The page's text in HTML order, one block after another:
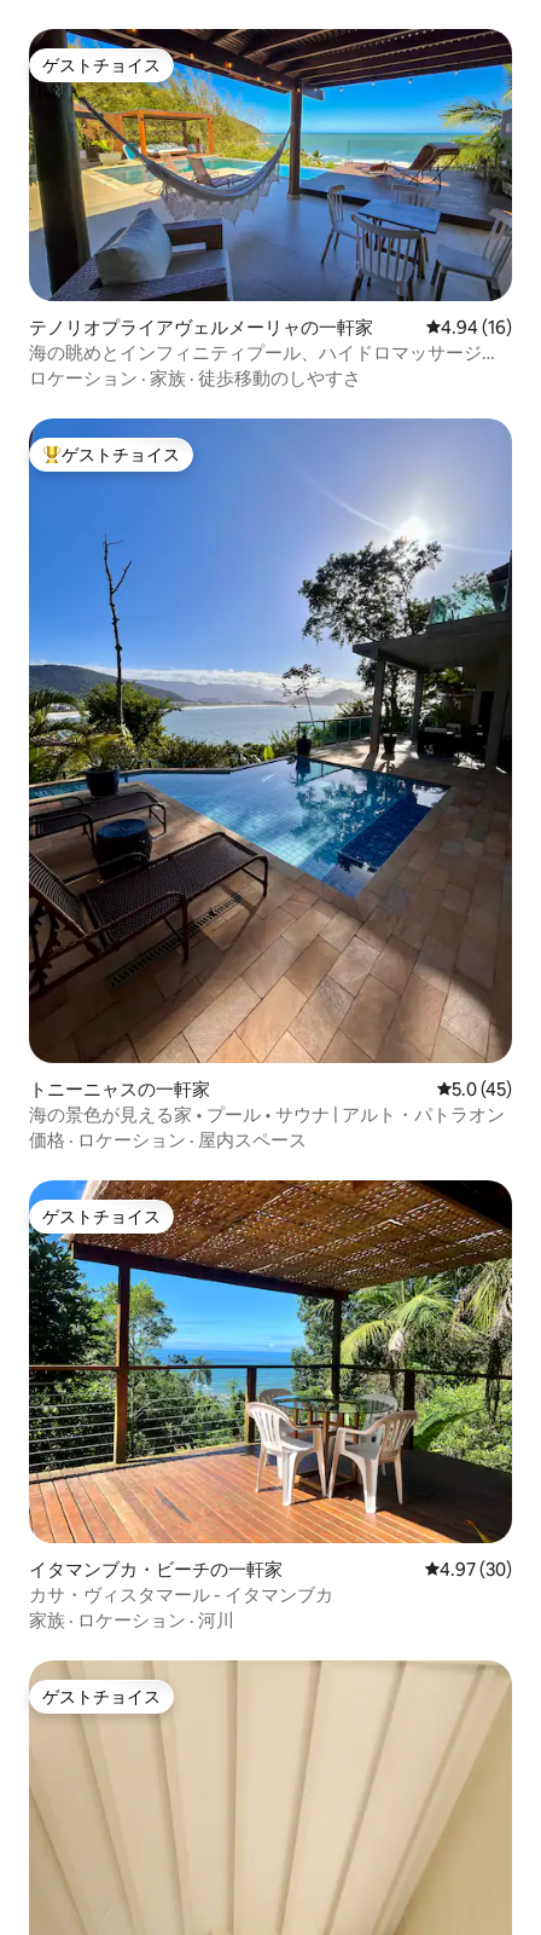
ゲストチョイス
ゲストチョイス
テノリオプライアヴェルメーリャの一軒家 レビュー16
4.94 (16)
海の眺めとインフィニティプール、ハイドロマッサージ付
きのマンション
ロケーション · 家族 · 徒歩移動のしやすさ
大好評のゲストチョイスです。
ゲストチョイス
トニーニャスの一軒家 レビュー45
5.0 (45)
海の景色が見える家 • プール • サウナ | アルト・パトラオン
価格 · ロケーション · 屋内スペース
ゲストチョイス
ゲストチョイス
イタマンブカ・ビーチの一軒家 レビュー30
4.97 (30)
カサ・ヴィスタマール - イタマンブカ
家族 · ロケーション · 河川
ゲストチョイス
ゲストチョイス